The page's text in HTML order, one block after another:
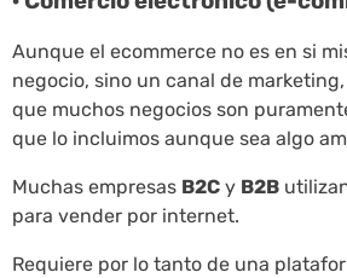
Aunque el ecommerce no es en si
negocio, sino un canal de
que muchos negocios son
que lo incluimos aunque sea algo
Muchas empresas B2C y B2B
para vender por internet.
Requiere por lo tanto de una